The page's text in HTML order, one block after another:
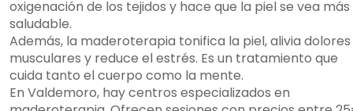
oxigenación de los tejidos y hace que la piel se vea más
saludable.
Además, la maderoterapia tonifica la piel, alivia dolores
musculares y reduce el estrés. Es un tratamiento que
cuida tanto el cuerpo como la mente.
En Valdemoro, hay centros especializados en